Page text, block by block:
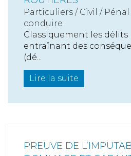
Particuliers / Civil / Pénal
conduire
Classiquement les
entraînant des
(dé...
Lire la suite
PREUVE DE